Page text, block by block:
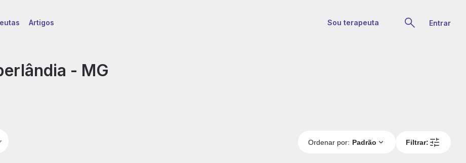
Artigos Sou terapeuta Entrar
- MG
Ordenar por: Padrão Filtrar: